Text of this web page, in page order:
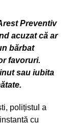
de 1.250 din
a fi
lei la un
câștigul
în
Preventiv
acuzat că ar
bărbat
favoruri.
sau iubita
polițistul a
cu